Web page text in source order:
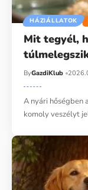
HÁZIÁLLATOK
Mit tegyél,
ByGazdiKlub
A nyári hőségben
komoly veszélyt